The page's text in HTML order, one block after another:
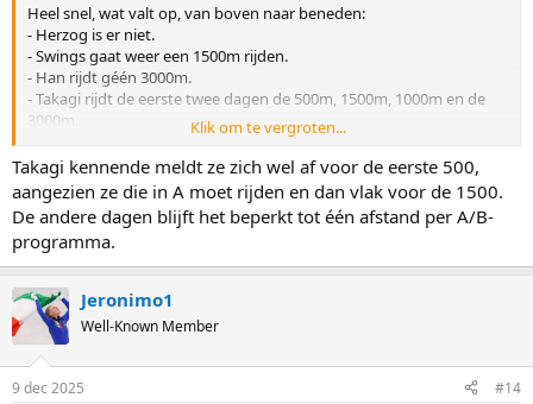
Heel snel, wat valt op, van boven naar beneden:
- Herzog is er niet.
- Swings gaat weer een 1500m rijden.
- Han rijdt géén 3000m.
- Takagi rijdt de eerste twee dagen de 500m, 1500m, 1000m en de
3000m.
- Schulting en Voskamp komen op de 500m binnen in de A-groep
met een wildcard.
- Kongshaug rijdt weer een 5000m.
- Alleen in Nederland zijn er rijders die rust nemen, de rest rijdt
gewoon. Alles. Ook Stolz.
Klik om te vergroten...
Takagi kennende meldt ze zich wel af voor de eerste 500,
aangezien ze die in A moet rijden en dan vlak voor de 1500.
De andere dagen blijft het beperkt tot één afstand per A/B-
programma.
Jeronimo1
Well-Known Member
9 dec 2025 #14